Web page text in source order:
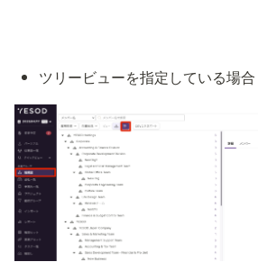
ツリービューを指定している場合